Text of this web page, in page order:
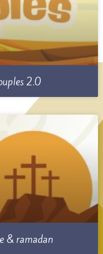
2.0
& ramadan